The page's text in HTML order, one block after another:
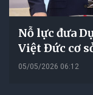
Nỗ lực đưa
Việt Đức cơ
05/05/2026 06:12